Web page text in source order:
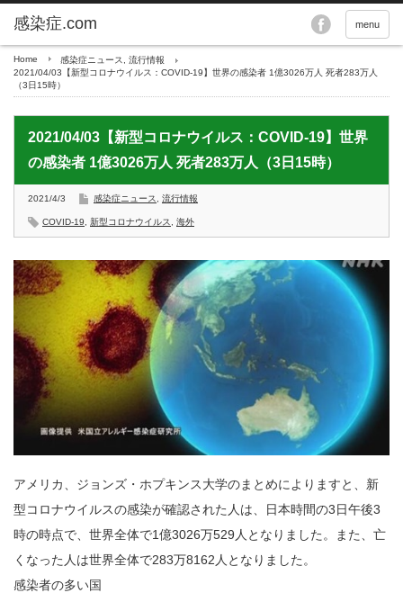
menu
Home 感染症ニュース
流行情報
2021/04/03【新型コロナウイルス：COVID-19】世界の感染者 1億3026万人 死者283万人
（3日15時）
2021/04/03【新型コロナウイルス：COVID-19】世界
の感染者 1億3026万人 死者283万人（3日15時）
2021/4/3 感染症ニュース 流行情報
COVID-19 新型コロナウイルス 海外
アメリカ、ジョンズ・ホプキンス大学のまとめによりますと、新
型コロナウイルスの感染が確認された人は、日本時間の3日午後3
時の時点で、世界全体で1億3026万529人となりました。また、亡
くなった人は世界全体で283万8162人となりました。
感染者の多い国